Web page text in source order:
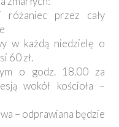
różaniec przez cały
w każdą niedzielę o
60 zł.
o godz. 18.00 za
wokół kościoła –
– odprawiana będzie